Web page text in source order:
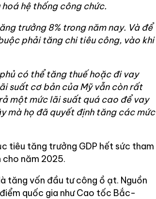
hệ thống công chức.
trưởng 8% trong năm nay. Và để
phải tăng chi tiêu công, vào khi
có thể tăng thuế hoặc đi vay
suất cơ bản của Mỹ vẫn còn rất
một mức lãi suất quá cao để vay
mà họ đã quyết định tăng các mức
tiêu tăng trưởng GDP hết sức tham
năm 2025.
tăng vốn đầu tư công ồ ạt. Nguồn
quốc gia như Cao tốc Bắc-